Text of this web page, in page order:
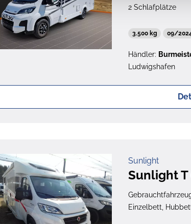
2 Schlafplätze
3.500 kg 09/
Händler:
Ludwigshafen
Sunlight
Sunlight T
Einzelbett,